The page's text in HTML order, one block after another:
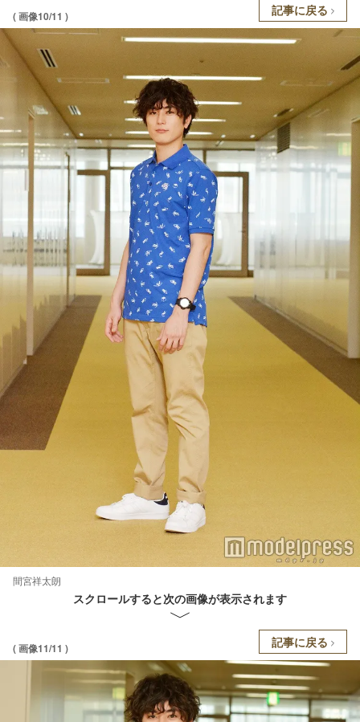
( 画像10/11 ) 記事に戻る
間宮祥太朗
スクロールすると次の画像が表示されます
( 画像11/11 ) 記事に戻る